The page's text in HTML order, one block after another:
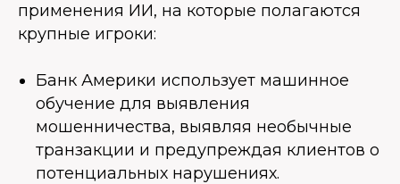
применения ИИ, на которые полагаются
крупные игроки:
Банк Америки использует машинное
обучение для выявления
мошенничества, выявляя необычные
транзакции и предупреждая клиентов о
потенциальных нарушениях.